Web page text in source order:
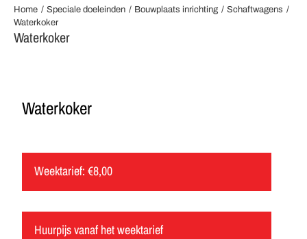
Home Speciale doeleinden Bouwplaats inrichting
Schaftwagens
Waterkoker
Waterkoker
Waterkoker
Weektarief: €8,00
Huurpijs vanaf het weektarief